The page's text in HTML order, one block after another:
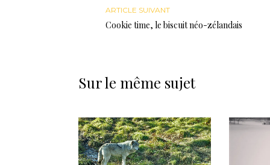
ARTICLE SUIVANT
Cookie time, le biscuit néo-zélandais
Sur le même sujet